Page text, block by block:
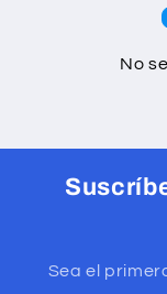
No
Sea el